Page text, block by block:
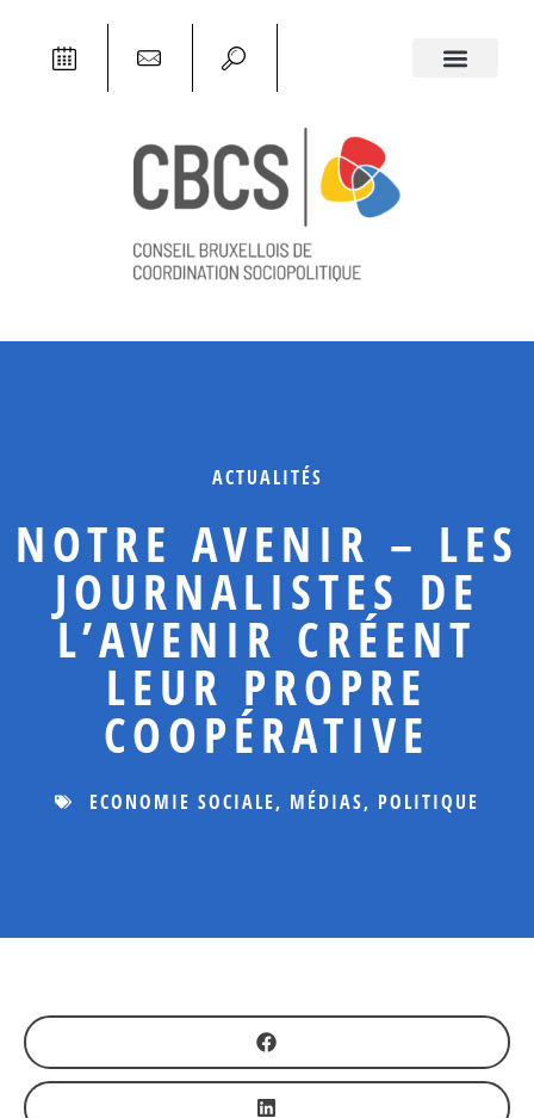
ACTUALITÉS
NOTRE AVENIR – LES
JOURNALISTES DE
L’AVENIR CRÉENT
LEUR PROPRE
COOPÉRATIVE
ECONOMIE SOCIALE, MÉDIAS, POLITIQUE